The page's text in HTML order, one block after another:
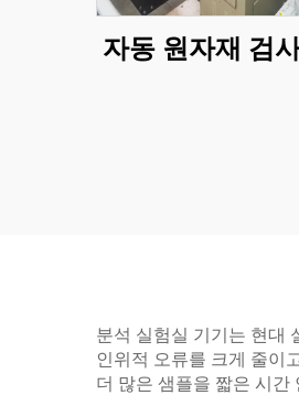
자동 원자재 검
분석 실험실 기기는 현대
인위적 오류를 크게 줄이
더 많은 샘플을 짧은 시간